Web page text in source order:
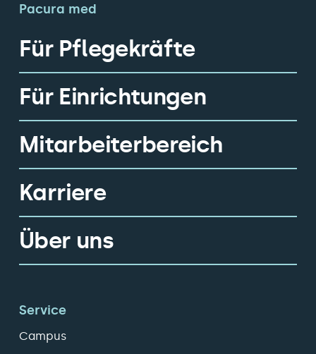
Pacura med
Für Pflegekräfte
Für Einrichtungen
Mitarbeiterbereich
Karriere
Über uns
Service
Campus